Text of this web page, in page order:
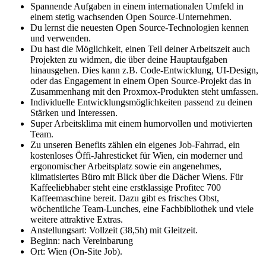
Spannende Aufgaben in einem internationalen Umfeld in
einem stetig wachsenden Open Source-Unternehmen.
Du lernst die neuesten Open Source-Technologien kennen
und verwenden.
Du hast die Möglichkeit, einen Teil deiner Arbeitszeit auch
Projekten zu widmen, die über deine Hauptaufgaben
hinausgehen. Dies kann z.B. Code-Entwicklung, UI-Design,
oder das Engagement in einem Open Source-Projekt das in
Zusammenhang mit den Proxmox-Produkten steht umfassen.
Individuelle Entwicklungsmöglichkeiten passend zu deinen
Stärken und Interessen.
Super Arbeitsklima mit einem humorvollen und motivierten
Team.
Zu unseren Benefits zählen ein eigenes Job-Fahrrad, ein
kostenloses Öffi-Jahresticket für Wien, ein moderner und
ergonomischer Arbeitsplatz sowie ein angenehmes,
klimatisiertes Büro mit Blick über die Dächer Wiens. Für
Kaffeeliebhaber steht eine erstklassige Profitec 700
Kaffeemaschine bereit. Dazu gibt es frisches Obst,
wöchentliche Team-Lunches, eine Fachbibliothek und viele
weitere attraktive Extras.
Anstellungsart: Vollzeit (38,5h) mit Gleitzeit.
Beginn: nach Vereinbarung
Ort: Wien (On-Site Job).